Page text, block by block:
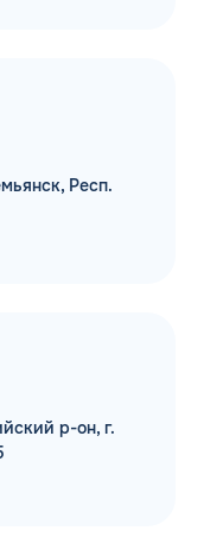
Респ.
р-он, г.